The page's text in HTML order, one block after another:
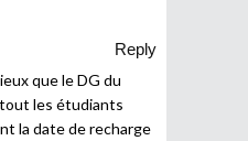
Reply
que le DG du
tout les étudiants
la date de recharge